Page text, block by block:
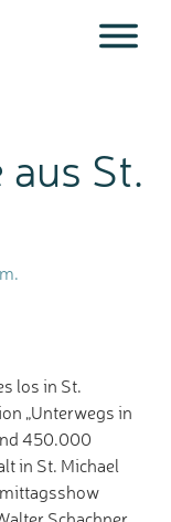
aus St.
los in St.
„Unterwegs in
450.000
in St. Michael